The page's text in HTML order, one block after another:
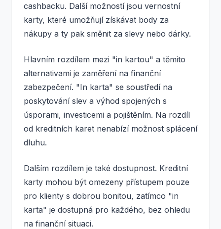
cashbacku. Další možností jsou vernostní
karty, které umožňují získávat body za
nákupy a ty pak směnit za slevy nebo dárky.
Hlavním rozdílem mezi "in kartou" a těmito
alternativami je zaměření na finanční
zabezpečení. "In karta" se soustředí na
poskytování slev a výhod spojených s
úsporami, investicemi a pojištěním. Na rozdíl
od kreditních karet nenabízí možnost splácení
dluhu.
Dalším rozdílem je také dostupnost. Kreditní
karty mohou být omezeny přístupem pouze
pro klienty s dobrou bonitou, zatímco "in
karta" je dostupná pro každého, bez ohledu
na finanční situaci.